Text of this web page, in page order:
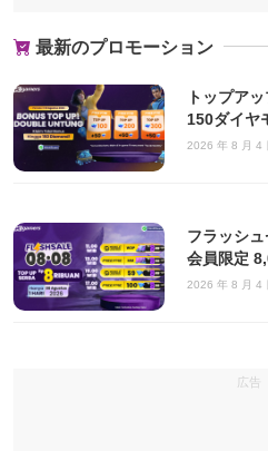
最新のプロモーション
トップア
150ダイヤ
2026 年 8 月 4
フラッシ
会員限定
2026 年 8 月 4
広告